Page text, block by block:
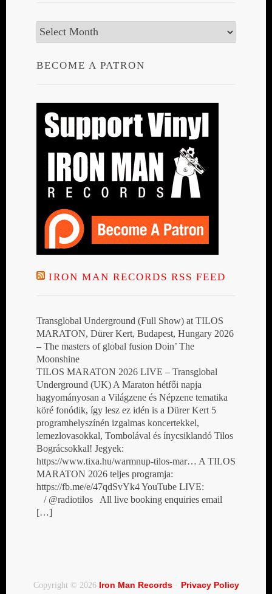
Archives
BECOME A PATRON
IRON MAN RECORDS RSS FEED
Transglobal Underground (Full Show) at TILOS
MARATON, Dürer Kert, Budapest, Hungary 2026
– The masters of global fusion Doin’ The
Moonshine
TILOS MARATON 2026 LIVE – Transglobal
Underground (UK) A Maraton hétfői napja
hagyományosan a Világzene és Népzene tematika
köré fonódik, így lesz ez idén is a Dürer Kert 5
programhelyszínén izgalmas koncertekkel,
lemezlovasokkal, Tombolával és ínycsiklandó Tilos
Bográcsokkal! Jegyek:
https://www.tixa.hu/warmnup-tilos-mar… A TILOS
MARATON 2026 teljes programja:
https://fb.me/e/47qdSvYk4 YouTube LIVE:
/ @radiotilos All live booking enquiries email
[…]
Copyright © 2026 Iron Man Records· Privacy Policy